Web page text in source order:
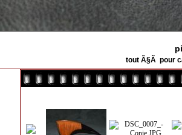
tout Ã§Ã pour